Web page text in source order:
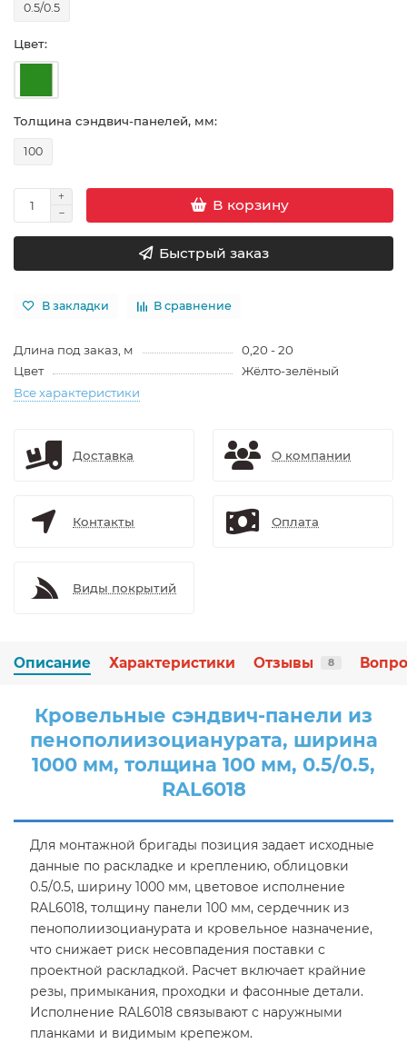
0.5/0.5
Цвет:
Толщина сэндвич-панелей, мм:
100
В корзину
Быстрый заказ
В закладки В сравнение
Длина под заказ, м
0,20 - 20
Цвет
Жёлто-зелёный
Все характеристики
Доставка О компании
Контакты Оплата
Виды покрытий
Описание Характеристики Отзывы 8
Кровельные сэндвич-панели из
пенополиизоцианурата, ширина
1000 мм, толщина 100 мм, 0.5/0.5,
RAL6018
Для монтажной бригады позиция задает исходные
данные по раскладке и креплению, облицовки
0.5/0.5, ширину 1000 мм, цветовое исполнение
RAL6018, толщину панели 100 мм, сердечник из
пенополиизоцианурата и кровельное назначение,
что снижает риск несовпадения поставки с
проектной раскладкой. Расчет включает крайние
резы, примыкания, проходки и фасонные детали.
Исполнение RAL6018 связывают с наружными
планками и видимым крепежом.